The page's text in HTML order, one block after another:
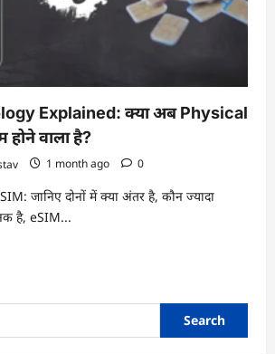
Explained: क्या अब Physical
होने वाला है?
1 month ago 0
जानिए दोनों में क्या अंतर है, कौन ज्यादा
है, eSIM...